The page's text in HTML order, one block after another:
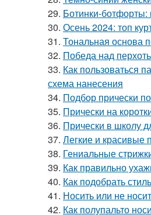
29. Ботинки-ботфорты:
30. Осень 2024: топ
31. Тональная основа
32. Победа над
33. Как пользоваться
схема нанесения
34. Подбор прически
35. Прически на
36. Прически в школу
37. Легкие и красивые
38. Гениальные
39. Как правильно
40. Как подобрать
41. Носить или не
42. Как полупальто